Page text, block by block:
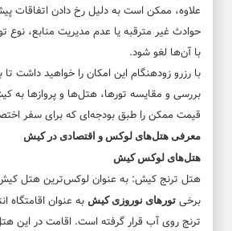
علاوه، ممکن است به دلیل رخ دادن اتفاقات
حوادث غیر مترقبه یا عدم مدیریت منابع، نوع
با آن‌ها لغو شود.
با رزرو زودهنگام این امکان را خواهید داشت
بررسی و مقایسه تورها، هتل‌ها و پرواز‌ها به
قیمت ممکن را طبق بودجه‌ای که برای سفر
معرفی هتل‌های لوکس و اقتصادی در کیش
هتل‌های لوکس کیش
هتل ترنج کیش: به عنوان لوکس‌ترین هتل
برخی تورهای نوروزی کیش به عنوان
ترنج روی آب قرار گرفته است. اقامت در این